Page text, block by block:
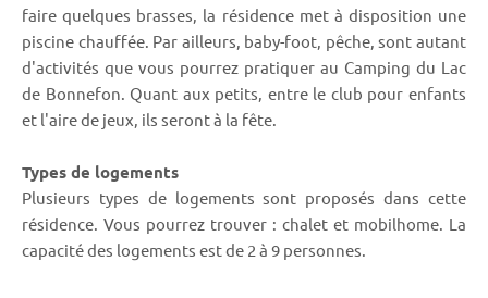
faire quelques brasses, la résidence met à disposition une
piscine chauffée. Par ailleurs, baby-foot, pêche, sont autant
d'activités que vous pourrez pratiquer au Camping du Lac
de Bonnefon. Quant aux petits, entre le club pour enfants
et l'aire de jeux, ils seront à la fête.
Types de logements
Plusieurs types de logements sont proposés dans cette
résidence. Vous pourrez trouver : chalet et mobilhome. La
capacité des logements est de 2 à 9 personnes.